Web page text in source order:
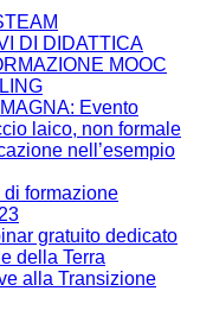
DI DIDATTICA
MOOC
Evento
laico, non formale
nell’esempio
di formazione
gratuito dedicato
della Terra
alla Transizione